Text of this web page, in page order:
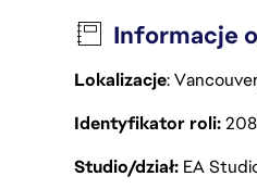
Informacje
Lokalizacje:
Identyfikator roli
Studio/dział EA